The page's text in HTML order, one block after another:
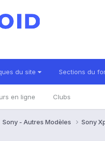
du site Sections du
en ligne Clubs
Sony - Autres Modèles Sony